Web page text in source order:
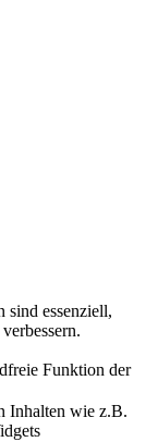
sind essenziell,
Funktion der
Inhalten wie z.B.